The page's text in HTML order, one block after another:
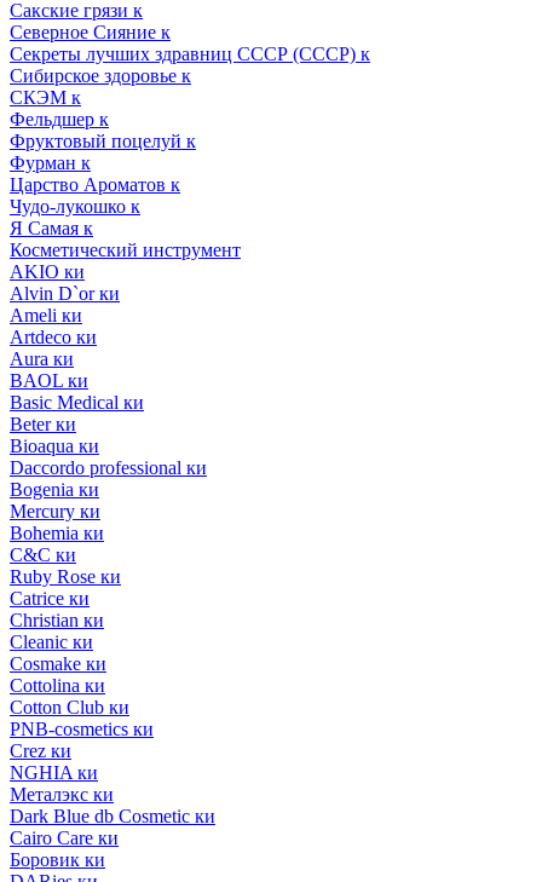
Сакские грязи к
Северное Сияние к
Секреты лучших здравниц СССР (СССР) к
Сибирское здоровье к
СКЭМ к
Фельдшер к
Фруктовый поцелуй к
Фурман к
Царство Ароматов к
Чудо-лукошко к
Я Самая к
Косметический инструмент
AKIO ки
Alvin D`or ки
Ameli ки
Artdeco ки
Aura ки
BAOL ки
Basic Medical ки
Beter ки
Bioaqua ки
Daccordo professional ки
Bogenia ки
Mercury ки
Bohemia ки
C&C ки
Ruby Rose ки
Catrice ки
Christian ки
Cleanic ки
Cosmake ки
Cottolina ки
Cotton Club ки
PNB-cosmetics ки
Crez ки
NGHIA ки
Металэкс ки
Dark Blue db Cosmetic ки
Cairo Care ки
Боровик ки